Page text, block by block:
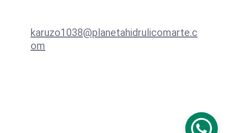
karuzo1038@planetahidrulicomarte.c
om